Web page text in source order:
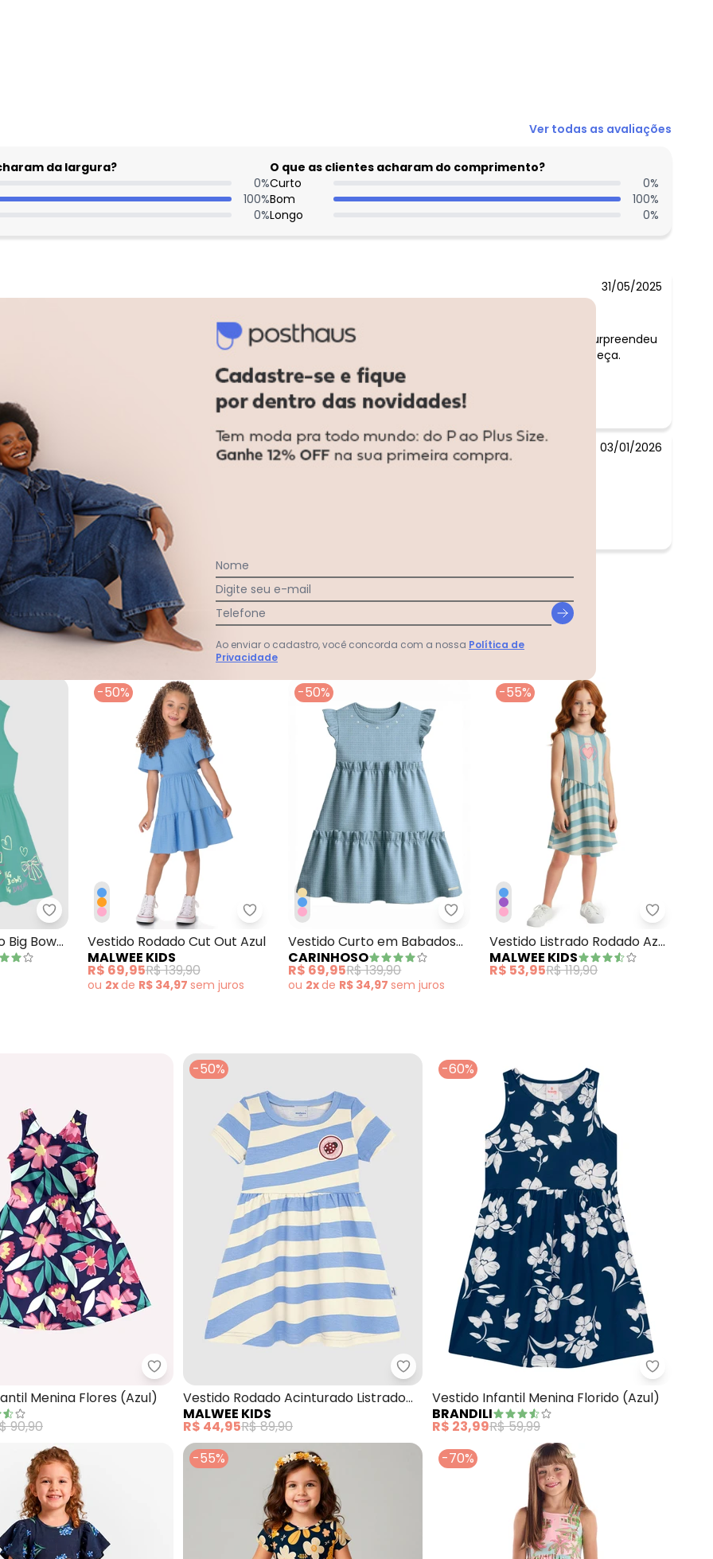
Ver todas as avaliações
da largura?
0%
100%
0%
O que as clientes acharam do comprimento?
Curto
0%
Bom
100%
Longo
0%
31/05/2025
Lindo demais, me surpreendeu
a qualidade dessa peça.
03/01/2026
¿¿
Ver todas as avaliações
Floral em Cotton Azul Pastel
Malwee Kids - Vestido Acinturado Big Bows Azul
Big Bows
-50%
Malwee Kids - Vestido Rodado Cut Out Azul
Vestido Rodado Cut Out Azul
MALWEE KIDS
R$ 69,95R$ 139,90
ou 2xde R$ 34,97 sem juros
-50%
Carinhoso - Vestido Curto em Babados
Vestido Curto em Babados
com Pérolas Azul Pastel
CARINHOSO
R$ 69,95R$ 139,90
ou 2xde R$ 34,97semjuros
-55%
Malwee
Vestido Listrado Rodado Azul
Celeste
MALWEE KIDS
R$ 53,95R$ 119,90
Kyly - Vestido Infantil Menina Flores (Azul)
Menina Flores (Azul)
90,90
-50%
Malwee Kids - Vestido Rodado Acinturado
Vestido Rodado Acinturado Listrado
(Azul)
MALWEE KIDS
R$ 44,95R$ 89,90
-60%
Brandili -
Vestido Infantil Menina Florido (Azul)
BRANDILI
R$ 23,99R$ 59,99
-55%
-70%
Nome
Digite seu e-mail
Telefone
Ao enviar o cadastro, você concorda com a nossa Política de
Privacidade